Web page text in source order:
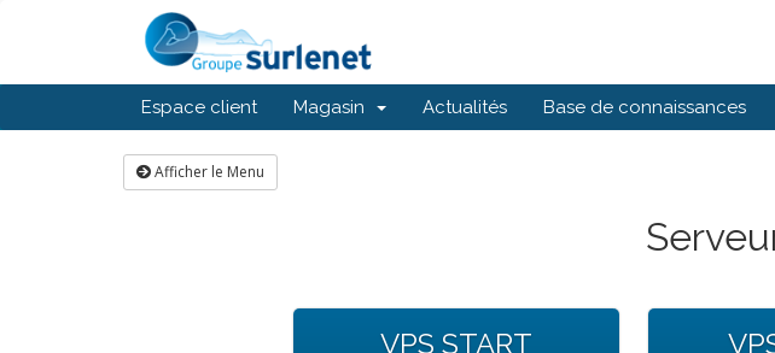
Espace client Magasin Actualités Base de connaissances
Afficher le Menu
VPS START